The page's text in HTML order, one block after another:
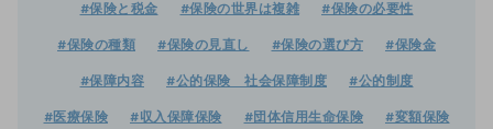
#保険と税金 #保険の世界は複雑 #保険の必要性
#保険の種類 #保険の見直し #保険の選び方 #保険金
#保障内容 #公的保険 社会保障制度 #公的制度
#医療保険 #収入保障保険 #団体信用生命保険 #変額保険